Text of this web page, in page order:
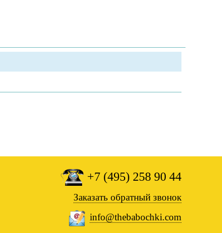
+7 (495) 258 90 44
Заказать обратный звонок
info@thebabochki.com